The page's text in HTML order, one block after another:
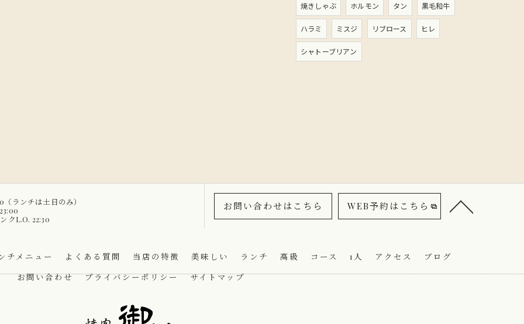
焼きしゃぶ ホルモン タン 黒毛和牛
ハラミ ミスジ リブロース ヒレ
シャトーブリアン
ランチは土日のみ）
クL.O. 22:30
お問い合わせはこちら WEB予約はこちら
チメニュー よくある質問 当店の特徴 美味しい ランチ 高級 コース 1人 アクセス
ブログ
お問い合わせ
プライバシーポリシー サイトマップ